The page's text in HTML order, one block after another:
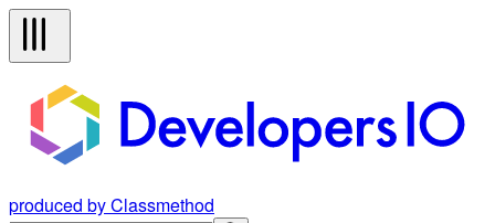
produced by Classmethod